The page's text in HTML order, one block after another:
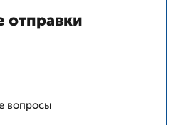
отправки
вопросы